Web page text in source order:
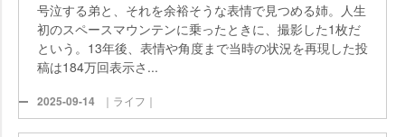
号泣する弟と、それを余裕そうな表情で見つめる姉。人生
初のスペースマウンテンに乗ったときに、撮影した1枚だ
という。13年後、表情や角度まで当時の状況を再現した投
稿は184万回表示さ...
2025-09-14 ｜ライフ｜